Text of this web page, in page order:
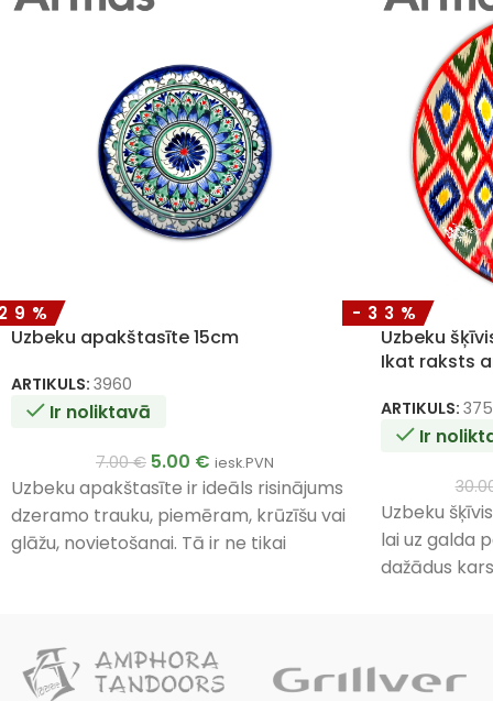
Uzbeku apakštasīte 15cm
ARTIKULS: 3960
Ir noliktavā
7.00€ 5.00 € iesk.PVN
Uzbeku apakštasīte ir ideāls risinājums
dzeramo trauku, piemēram, krūzīšu vai
glāžu, novietošanai. Tā ir ne tikai
-33%
Uzbeku
Ikat raksts
ARTIKULS:
Ir
Uzbeku
lai uz galda
dažādus